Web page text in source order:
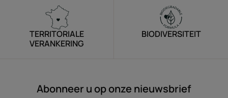
TERRITORIALE
VERANKERING
BIODIVERSITEIT
Abonneer u op onze nieuwsbrief